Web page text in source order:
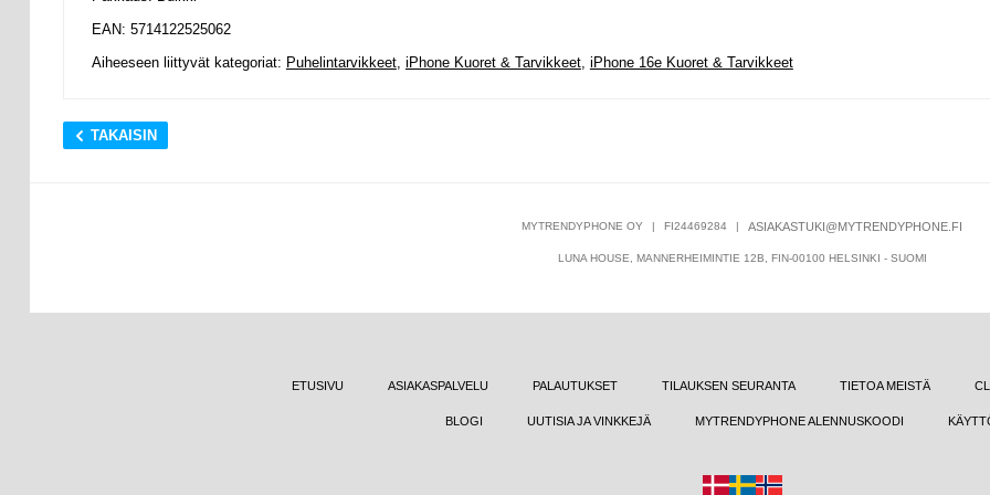
EAN: 5714122525062
Aiheeseen liittyvät kategoriat: Puhelintarvikkeet, iPhone Kuoret & Tarvikkeet, iPhone 16e Kuoret & Tarvikkeet
TAKAISIN
MYTRENDYPHONE OY | FI24469284 | ASIAKASTUKI@MYTRENDYPHONE.FI
LUNA HOUSE, MANNERHEIMINTIE 12B, FIN-00100 HELSINKI - SUOMI
ETUSIVU ASIAKASPALVELU PALAUTUKSET TILAUKSEN SEURANTA TIETOA MEISTÄ
BLOGI UUTISIA JA VINKKEJÄ MYTRENDYPHONE ALENNUSKOODI